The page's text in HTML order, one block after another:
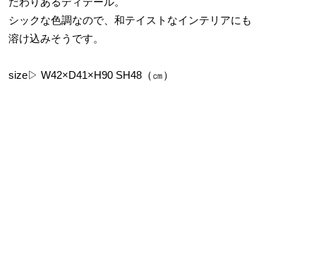
シックな色調なので、和テイストなインテリアにも
溶け込みそうです。
size▷ W42×D41×H90 SH48（㎝）